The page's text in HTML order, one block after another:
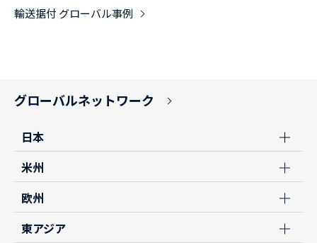
輸送据付 グローバル事例
グローバルネットワーク
日本
米州
欧州
東アジア